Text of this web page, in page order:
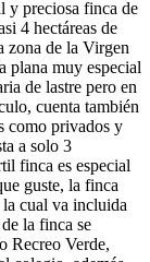
y preciosa finca de
4 hectáreas de
zona de la Virgen
plana muy especial
de lastre pero en
cuenta también
como privados y
a solo 3
finca es especial
guste, la finca
la cual va incluida
la finca se
Recreo Verde,